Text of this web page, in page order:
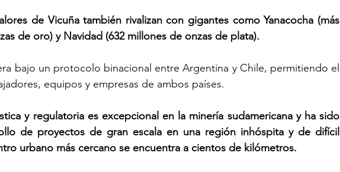
de Vicuña también rivalizan con gigantes como Yanacocha (más
de oro) y Navidad (632 millones de onzas de plata).
bajo un protocolo binacional entre Argentina y Chile, permitiendo el
equipos y empresas de ambos países.
y regulatoria es excepcional en la minería sudamericana y ha sido
de proyectos de gran escala en una región inhóspita y de difícil
urbano más cercano se encuentra a cientos de kilómetros.